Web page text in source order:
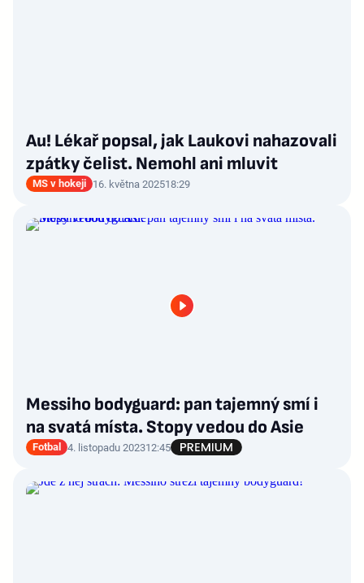
Au! Lékař popsal, jak Laukovi nahazovali
zpátky čelist. Nemohl ani mluvit
MS v hokeji 16. května 202518:29
Messiho bodyguard: pan tajemný smí i
na svatá místa. Stopy vedou do Asie
Fotbal 4. listopadu 202312:45